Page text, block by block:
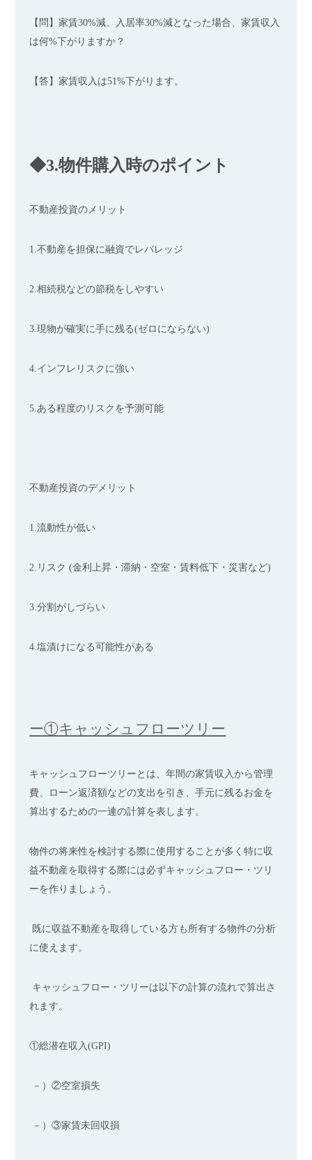
【問】家賃30%減、入居率30%減となった場合、家賃収入
は何%下がりますか？
【答】家賃収入は51%下がります。
◆3.物件購入時のポイント
不動産投資のメリット
1.不動産を担保に融資でレバレッジ
2.相続税などの節税をしやすい
3.現物が確実に手に残る(ゼロにならない)
4.インフレリスクに強い
5.ある程度のリスクを予測可能
不動産投資のデメリット
1.流動性が低い
2.リスク (金利上昇・滞納・空室・賃料低下・災害など)
3.分割がしづらい
4.塩漬けになる可能性がある
ー①キャッシュフローツリー
キャッシュフローツリーとは、年間の家賃収入から管理
費、ローン返済額などの支出を引き、手元に残るお金を
算出するための一連の計算を表します。
物件の将来性を検討する際に使用することが多く特に収
益不動産を取得する際には必ずキャッシュフロー・ツリ
ーを作りましょう。
既に収益不動産を取得している方も所有する物件の分析
に使えます。
キャッシュフロー・ツリーは以下の計算の流れで算出さ
れます。
①総潜在収入(GPI)
－）②空室損失
－）③家賃未回収損